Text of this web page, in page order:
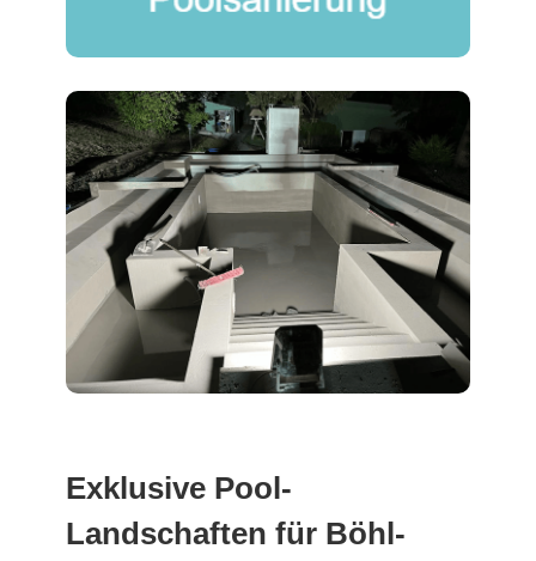
Exklusive Pool-
Landschaften für Böhl-